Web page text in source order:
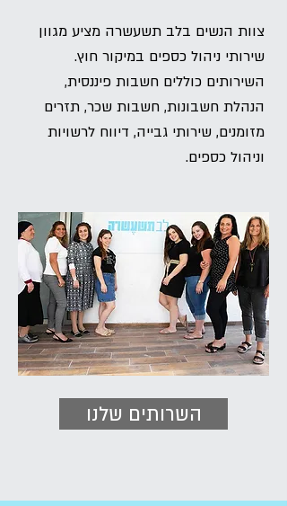
צוות הנשים בלב תשעשרה מציע מגוון
שירותי ניהול כספים במיקור חוץ.
השירותים כוללים חשבות פיננסית,
הנהלת חשבונות, חשבות שכר, תזרים
מזומנים, שירותי גבייה, דיווח לרשויות
וניהול כספים.
השרותים שלנו